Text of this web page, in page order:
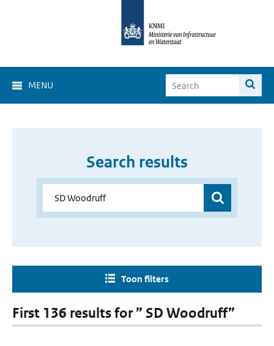
MENU
Search results
Toon filters
First 136 results for ” SD Woodruff”